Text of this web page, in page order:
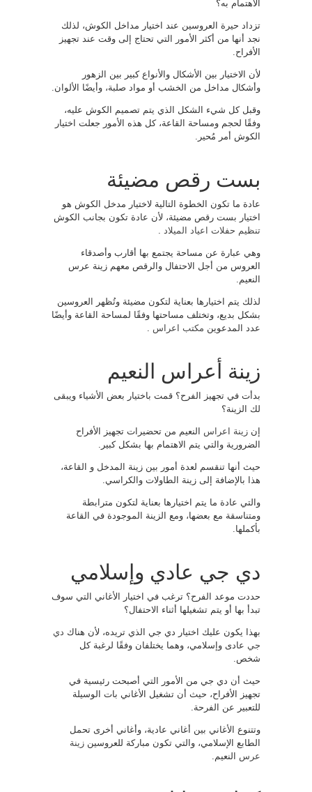
الاهتمام به؟
تزداد حيرة العروسين عند اختيار مداخل الكوش، لذلك
نجد أنها من أكثر الأمور التي تحتاج إلى وقت عند تجهيز
الأفراح.
لأن الاختيار بين الأشكال والأنواع كبير بين الزهور
وأشكال مداخل من الخشب أو مواد صلبة، وأيضًا الألوان.
وقبل كل شيء الشكل الذي يتم تصميم الكوش عليه،
وفقًا لحجم ومساحة القاعة، كل هذه الأمور جعلت اختيار
الكوش أمر مُحير.
بست رقص مضيئة
عادة ما تكون الخطوة التالية لاختيار مدخل الكوش هو
اختيار بست رقص مضيئة، لأن عادة تكون بجانب الكوش
تنظيم حفلات اعياد الميلاد
وهي عبارة عن مساحة يجتمع بها أقارب وأصدقاء
العروس من أجل الاحتفال والرقص معهم زينة عرس
النعيم.
لذلك يتم اختيارها بعناية لتكون مضيئة وتُظهر العروسين
بشكل بديع، وتختلف مساحتها وفقًا لمساحة القاعة وأيضًا
عدد المدعوين مكتب اعراس
زينة أعراس النعيم
بدأت في تجهيز الفرح؟ قمت باختيار بعض الأشياء ويبقى
لك الزينة؟
إن زينة اعراس النعيم من تحضيرات تجهيز الأفراح
الضرورية والتي يتم الاهتمام بها بشكل كبير.
حيث أنها تنقسم لعدة أمور بين زينة المدخل و القاعة،
هذا بالإضافة إلى زينة الطاولات والكراسي.
والتي عادة ما يتم اختيارها بعناية لتكون مترابطة
ومتناسقة مع بعضها، ومع الزينة الموجودة في القاعة
بأكملها.
دي جي عادي وإسلامي
حددت موعد الفرح؟ ترغب في اختيار الأغاني التي سوف
تبدأ بها أو يتم تشغيلها أثناء الاحتفال؟
بهذا يكون عليك اختيار دي جي الذي تريده، لأن هناك دي
جي عادى وإسلامي، وهما يختلفان وفقًا لرغبة كل
شخص.
حيث أن دي جي من الأمور التي أصبحت رئيسية في
تجهيز الأفراح، حيث أن تشغيل الأغاني بات الوسيلة
للتعبير عن الفرحة.
وتتنوع الأغاني بين أغاني عادية، وأغاني أخرى تحمل
الطابع الإسلامي، والتي تكون مباركة للعروسين زينة
عرس النعيم.